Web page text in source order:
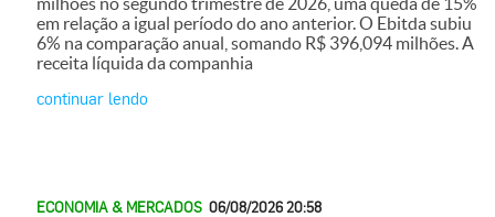
em relação a igual período do ano anterior. O Ebitda subiu
6% na comparação anual, somando R$ 396,094 milhões. A
receita líquida da companhia
continuar lendo
ECONOMIA & MERCADOS 06/08/2026 20:58